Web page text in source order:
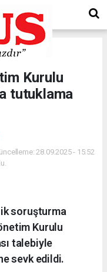
Kurulu
tutuklama
28.09.2025 - 15:52
soruşturma
Kurulu
talebiyle
sevk edildi.